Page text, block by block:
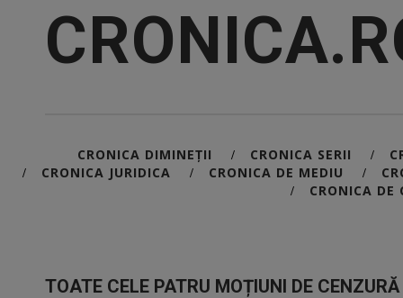
CRONICA DIMINEȚII / CRONICA SERII /
/ CRONICA JURIDICA / CRONICA DE MEDIU /
/ CRONICA DE
TOATE CELE PATRU MOȚIUNI DE